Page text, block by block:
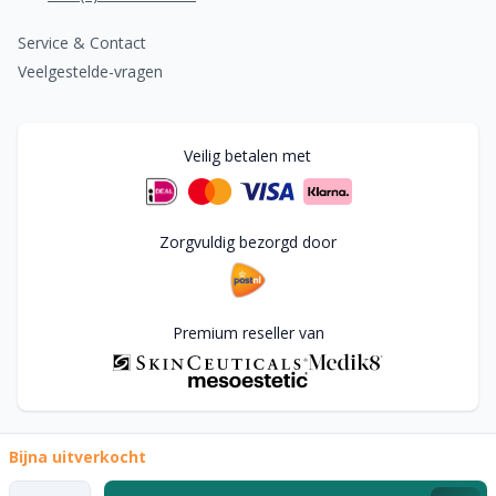
Bijna uitverkocht
Service & Contact
Veelgestelde-vragen
Veilig betalen met
Zorgvuldig bezorgd door
Premium reseller van
© Copyright2026
voorbehouden.